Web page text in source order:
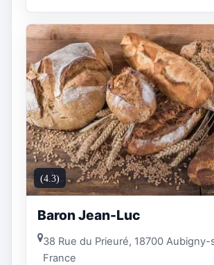
(4.3)
Baron Jean-Luc
38 Rue du Prieuré, 18700 Aubigny-
France